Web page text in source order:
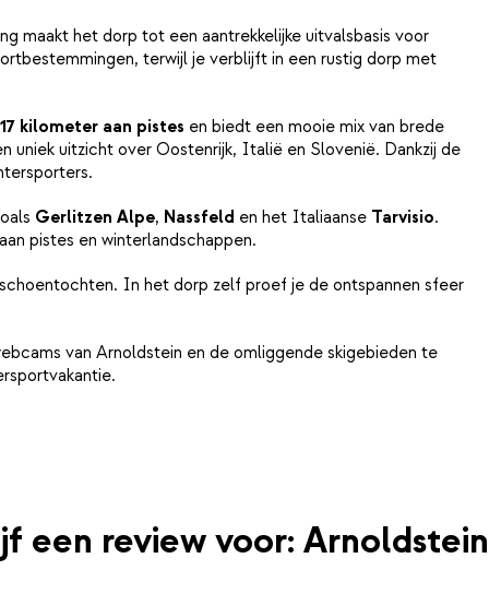
maakt het dorp tot een aantrekkelijke uitvalsbasis voor
terwijl je verblijft in een rustig dorp met
17 kilometer aan pistes en biedt een mooie mix van brede
uniek uitzicht over Oostenrijk, Italië en Slovenië. Dankzij de
Gerlitzen Alpe, Nassfeld en het Italiaanse Tarvisio.
pistes en winterlandschappen.
In het dorp zelf proef je de ontspannen sfeer
van Arnoldstein en de omliggende skigebieden te
een review voor: Arnoldstein